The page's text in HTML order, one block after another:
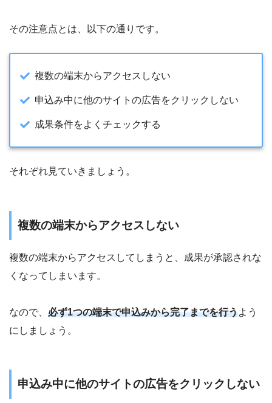
その注意点とは、以下の通りです。
複数の端末からアクセスしない
申込み中に他のサイトの広告をクリックしない
成果条件をよくチェックする
それぞれ見ていきましょう。
複数の端末からアクセスしない
複数の端末からアクセスしてしまうと、成果が承認されな
くなってしまいます。
なので、 必ず1つの端末で申込みから完了までを行うよう
にしましょう。
申込み中に他のサイトの広告をクリックしない